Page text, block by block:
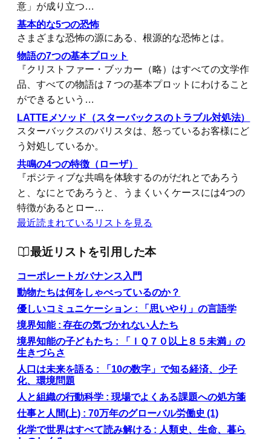
意」が成り立つ…
基本的な5つの恐怖
さまざまな恐怖の源にある、根源的な恐怖とは。
物語の7つの基本プロット
『クリストファー・ブッカー（略）はすべての文学作
品、すべての物語は７つの基本プロットにわけること
ができるという…
LATTEメソッド（スターバックスのトラブル対処法）
スターバックスのバリスタは、怒っているお客様にど
う対処しているか。
共鳴の4つの特徴（ローザ）
『ポジティブな共鳴を体験するのがだれとであろう
と、なにとであろうと、うまくいくケースには4つの
特徴があるとロー…
最近読まれているリストを見る
最近リストを引用した本
コーポレートガバナンス入門
動物たちは何をしゃべっているのか？
優しいコミュニケーション : 「思いやり」の言語学
境界知能 : 存在の気づかれない人たち
境界知能の子どもたち : 「ＩＱ７０以上８５未満」の
生きづらさ
人口は未来を語る : 「10の数字」で知る経済、少子
化、環境問題
人と組織の行動科学 : 現場でよくある課題への処方箋
仕事と人間(上) : 70万年のグローバル労働史 (1)
化学で世界はすべて読み解ける : 人類史、生命、暮ら